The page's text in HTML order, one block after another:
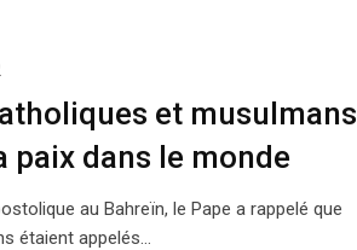
et musulmans
paix dans le monde
au Bahreïn, le Pape a rappelé que
étaient appelés…